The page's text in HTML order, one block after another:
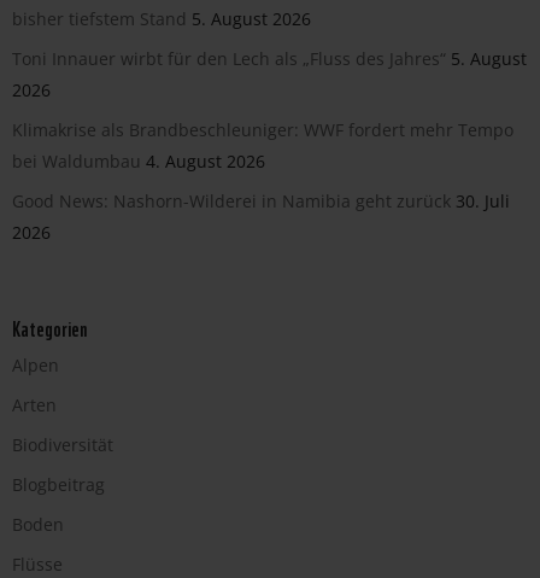
bisher tiefstem Stand 5. August 2026
Toni Innauer wirbt für den Lech als „Fluss des Jahres“ 5. August
2026
Klimakrise als Brandbeschleuniger: WWF fordert mehr Tempo
bei Waldumbau 4. August 2026
Good News: Nashorn-Wilderei in Namibia geht zurück 30. Juli
2026
Kategorien
Alpen
Arten
Biodiversität
Blogbeitrag
Boden
Flüsse